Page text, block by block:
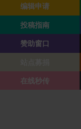
编辑申请
投稿指南
赞助窗口
在线秒传